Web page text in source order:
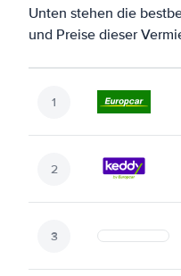
Unten stehen die
und Preise dieser